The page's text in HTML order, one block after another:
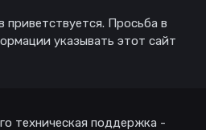
приветствуется. Просьба в
указывать этот сайт
техническая поддержка -